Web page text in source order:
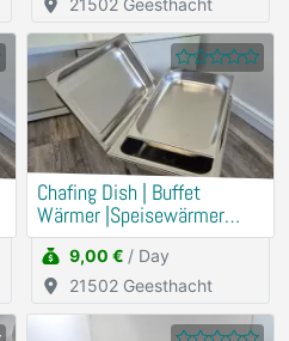
21502 Geesthacht
Chafing Dish | Buffet
Wärmer |Speisewärmer
Komplettset
9,00 € / Day
21502 Geesthacht